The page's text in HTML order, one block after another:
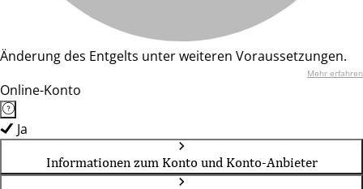
Änderung des Entgelts unter weiteren Voraussetzungen.
Mehr erfahren
Online-Konto
Ja
Informationen zum Konto und Konto-Anbieter